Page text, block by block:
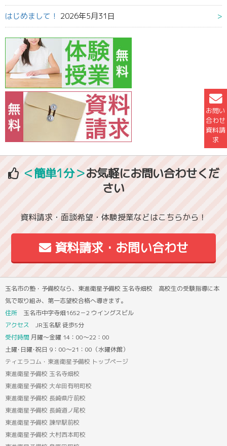
お問い
合わせ
資料請
求
はじめまして！ 2026年5月31日
＜簡単1分＞お気軽にお問い合わせくだ
さい
資料請求・面談希望・体験授業などはこちらから！
資料請求・お問い合わせ
玉名市の塾・予備校なら、東進衛星予備校 玉名寺畑校 高校生の受験指導に本
気で取り組み、第一志望校合格へ導きます。
住所 玉名市中字寺畑1652－2 ウイングスビル
アクセス JR玉名駅 徒歩5分
受付時間 月曜～金曜 14：00～22：00
土曜･日曜･祝日 9：00～21：00（水曜休館）
ティエラコム・東進衛星予備校 トップページ
東進衛星予備校 玉名寺畑校
東進衛星予備校 大牟田有明町校
東進衛星予備校 長崎県庁前校
東進衛星予備校 長崎道ノ尾校
東進衛星予備校 諫早駅前校
東進衛星予備校 大村西本町校